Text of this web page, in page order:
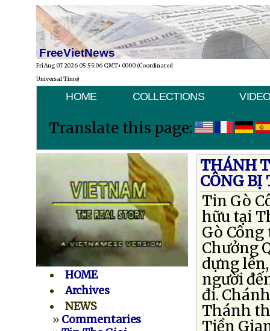
FreeVietNews
Fri Aug 07 2026 05:55:06 GMT+0000 (Coordinated
Universal Time)
HOME COLLECTIONS
Translate this page:
HOME
Archives
NEWS
» Commentaries
THÁNH
CÔNG BỊ
Tin Gò
hữu tại
Gò
Chưởng
dựng
người
đi.
Thánh
Tiền